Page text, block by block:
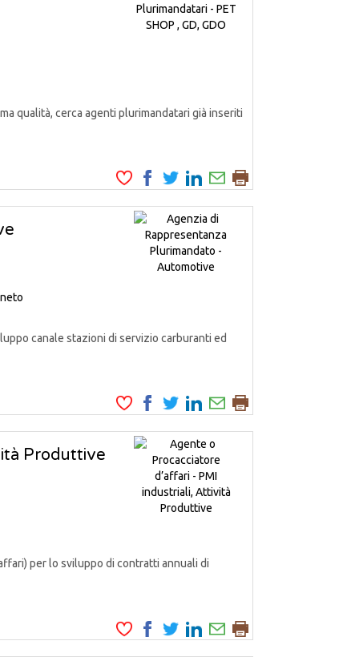
qualità, cerca agenti plurimandatari già inseriti
canale stazioni di servizio carburanti ed
Produttive
per lo sviluppo di contratti annuali di